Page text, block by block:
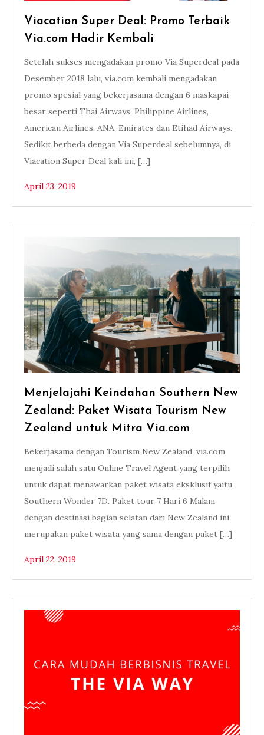
Viacation Super Deal: Promo Terbaik
Via.com Hadir Kembali
Setelah sukses mengadakan promo Via Superdeal pada
Desember 2018 lalu, via.com kembali mengadakan
promo spesial yang bekerjasama dengan 6 maskapai
besar seperti Thai Airways, Philippine Airlines,
American Airlines, ANA, Emirates dan Etihad Airways.
Sedikit berbeda dengan Via Superdeal sebelumnya, di
Viacation Super Deal kali ini, […]
April 23, 2019
Menjelajahi Keindahan Southern New
Zealand: Paket Wisata Tourism New
Zealand untuk Mitra Via.com
Bekerjasama dengan Tourism New Zealand, via.com
menjadi salah satu Online Travel Agent yang terpilih
untuk dapat menawarkan paket wisata eksklusif yaitu
Southern Wonder 7D. Paket tour 7 Hari 6 Malam
dengan destinasi bagian selatan dari New Zealand ini
merupakan paket wisata yang sama dengan paket […]
April 22, 2019